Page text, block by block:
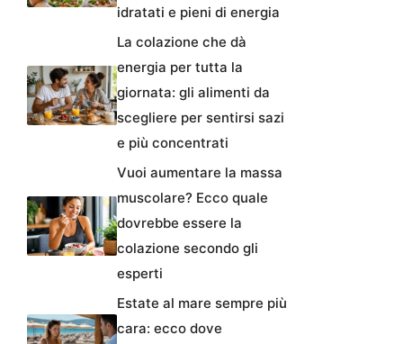
idratati e pieni di energia
La colazione che dà
energia per tutta la
giornata: gli alimenti da
scegliere per sentirsi sazi
e più concentrati
Vuoi aumentare la massa
muscolare? Ecco quale
dovrebbe essere la
colazione secondo gli
esperti
Estate al mare sempre più
cara: ecco dove